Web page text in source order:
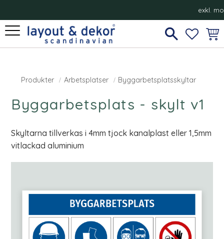
Meny
exkl.
Produkter Arbetsplatser Byggarbetsplatsskyltar
Byggarbetsplats - skylt v1
Skyltarna tillverkas i 4mm tjock kanalplast eller 1,5mm
vitlackad aluminium